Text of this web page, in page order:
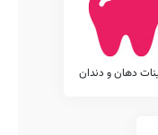
دهان و دندان